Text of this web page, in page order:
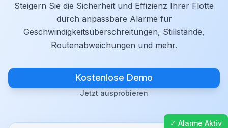
Steigern Sie die Sicherheit und Effizienz Ihrer Flotte
durch anpassbare Alarme für
Geschwindigkeitsüberschreitungen, Stillstände,
Routenabweichungen und mehr.
Kostenlose Demo
Jetzt ausprobieren
✓ Alarme Aktiv